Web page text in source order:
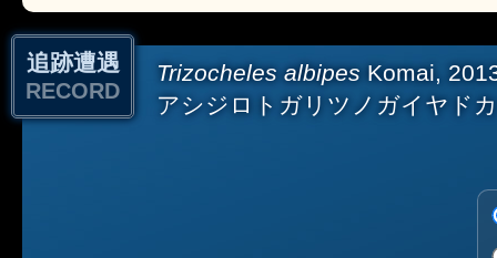
追跡遭遇
RECORD
Trizocheles albipes Komai,
アシジロトガリツノガイヤド